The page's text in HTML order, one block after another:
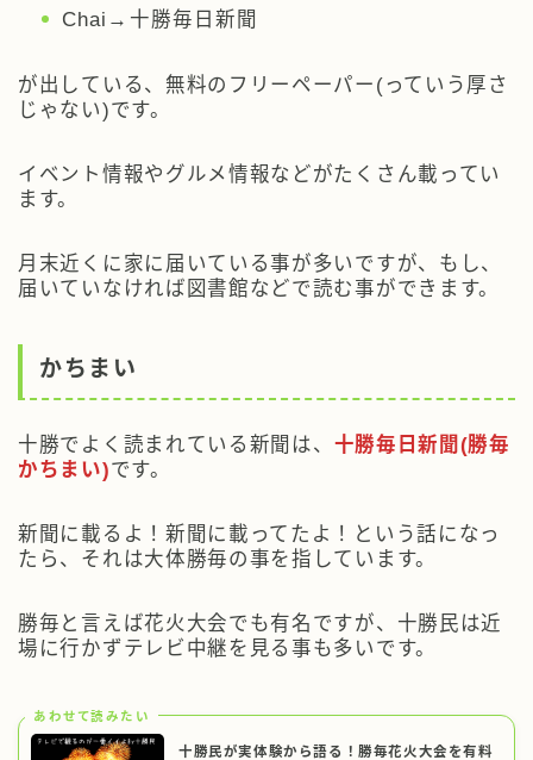
Chai→十勝毎日新聞
が出している、無料のフリーペーパー(っていう厚さ
じゃない)です。
イベント情報やグルメ情報などがたくさん載ってい
ます。
月末近くに家に届いている事が多いですが、もし、
届いていなければ図書館などで読む事ができます。
かちまい
十勝でよく読まれている新聞は、 十勝毎日新聞(勝毎
かちまい)です。
新聞に載るよ！新聞に載ってたよ！という話になっ
たら、それは大体勝毎の事を指しています。
勝毎と言えば花火大会でも有名ですが、十勝民は近
場に行かずテレビ中継を見る事も多いです。
あわせて読みたい
十勝民が実体験から語る！勝毎花火大会を有料